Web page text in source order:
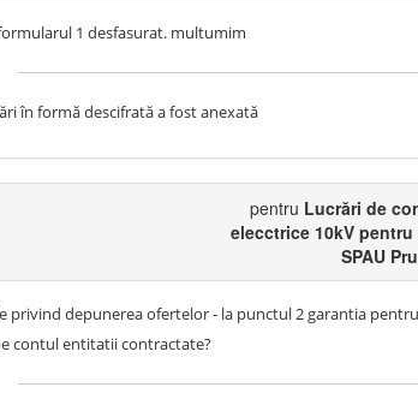
1 desfasurat. multumim
în formă descifrată a fost anexată
pentru Lucrări de
elecctrice 10kV
SPAU
privind depunerea ofertelor - la punctul 2 garantia
contul entitatii contractate?